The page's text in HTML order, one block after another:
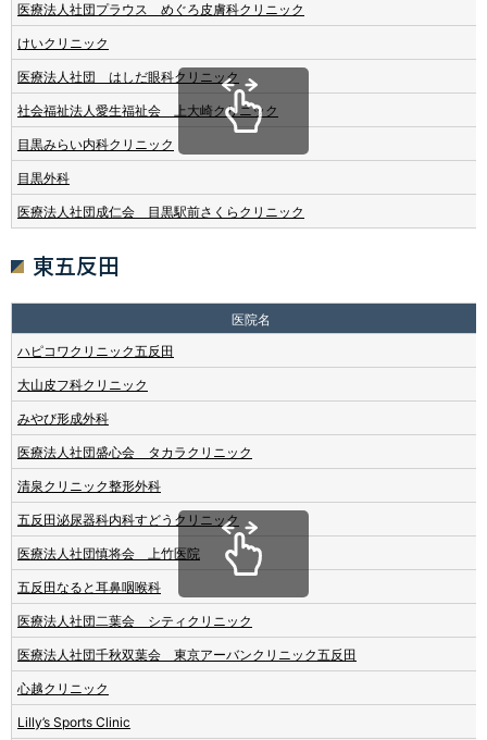
医療法人社団プラウス めぐろ皮膚科クリニック
けいクリニック
医療法人社団 はしだ眼科クリニック
社会福祉法人愛生福祉会 上大崎クリニック
目黒みらい内科クリニック
目黒外科
医療法人社団成仁会 目黒駅前さくらクリニック
東五反田
医院名
ハピコワクリニック五反田
大山皮フ科クリニック
みやび形成外科
医療法人社団盛心会 タカラクリニック
清泉クリニック整形外科
五反田泌尿器科内科すどうクリニック
医療法人社団慎将会 上竹医院
五反田なると耳鼻咽喉科
医療法人社団二葉会 シティクリニック
医療法人社団千秋双葉会 東京アーバンクリニック五反田
心越クリニック
Lilly’s Sports Clinic